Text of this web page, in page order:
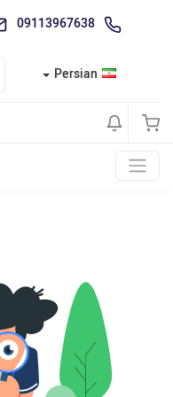
09113967638
Persian